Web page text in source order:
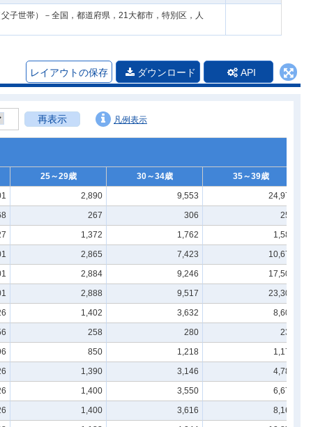
子世帯）－全国，都道府県，21大都市，特別区，人
レイアウトの保存 ダウンロード API
再表示 凡例表示
25～29歳 30～34歳
35～39歳
2,890 9,553
24,971
267 306
255
1,372 1,762
1,589
2,865 7,423
10,678
2,884 9,246
17,503
2,888 9,517
23,307
1,402 3,632
8,604
258 280
236
850 1,218
1,176
1,390 3,146
4,782
1,400 3,550
6,678
1,400 3,616
8,168